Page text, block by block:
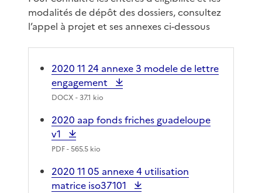
modalités de dépôt des dossiers, consultez
l’appel à projet et ses annexes ci-dessous
2020 11 24 annexe 3 modele de lettre
engagement
DOCX - 37.1 kio
2020 aap fonds friches guadeloupe
v1
PDF- 565.5 kio
2020 11 05 annexe 4 utilisation
matrice iso37101